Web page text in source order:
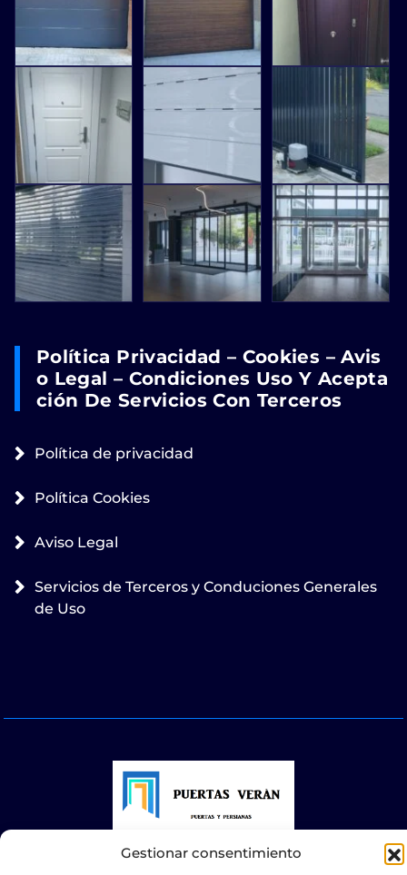
Gestionar consentimiento
Política Privacidad – Cookies – Avis
O Legal – Condiciones Uso Y Acepta
Ción De Servicios Con Terceros
Política de privacidad
Política Cookies
Aviso Legal
Servicios de Terceros y Conduciones Generales
de Uso
© 2025 Puertas Automáticas Zaragoza | Todos los